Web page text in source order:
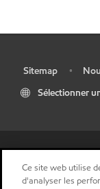
Sitemap •
Sélectionner
Ce site web utilise
d'analyser les